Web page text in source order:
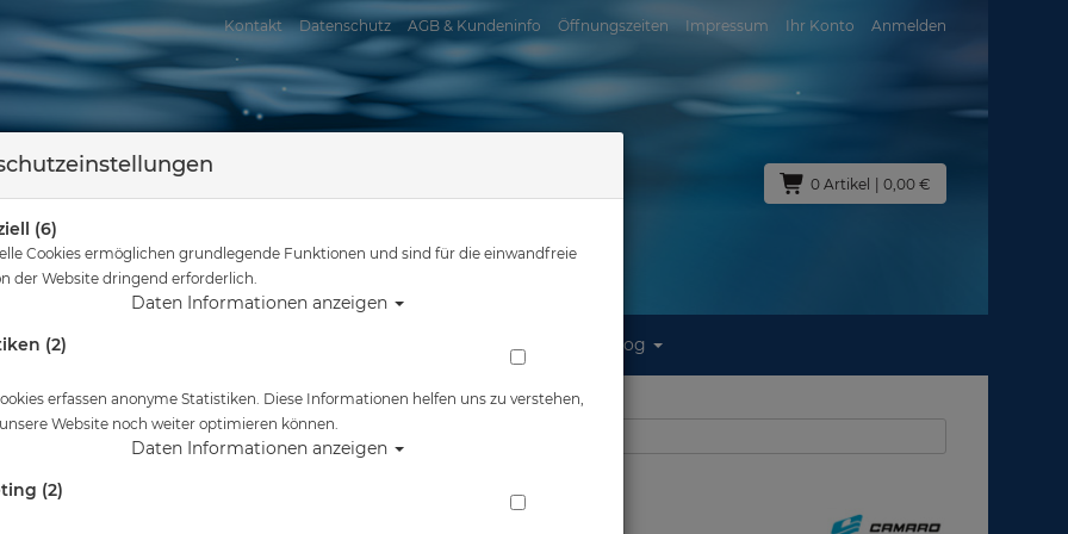
Kontakt Datenschutz AGB & Kundeninfo Öffnungszeiten Impressum Ihr Konto Anmelden
0 Artikel | 0,00 €
Reisen Blog
hier Tauchausrüstung Camaro Triathlon Hood - Größe XXL - Restposten #
Camaro Triathlon Hood - Größe XXL - Restposten #
(6)
Cookies ermöglichen grundlegende Funktionen und sind für die einwandfreie
der Website dringend erforderlich.
Daten Informationen anzeigen
(2)
erfassen anonyme Statistiken. Diese Informationen helfen uns zu verstehen,
Website noch weiter optimieren können.
Daten Informationen anzeigen
(2)